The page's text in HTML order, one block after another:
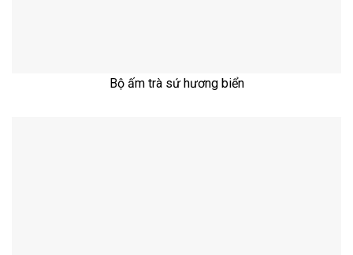
Bộ ấm trà sứ hương biển